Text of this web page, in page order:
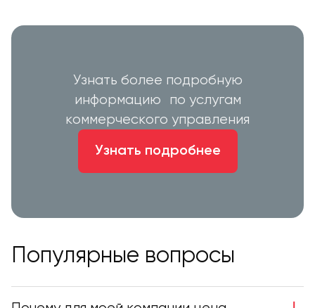
Узнать более подробную
информацию по услугам
коммерческого управления
Узнать подробнее
Популярные вопросы